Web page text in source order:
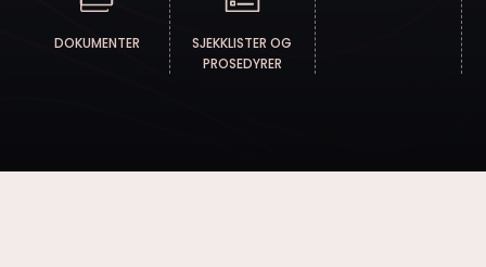
DOKUMENTER
SJEKKLISTER OG
PROSEDYRER